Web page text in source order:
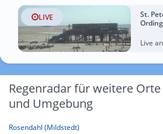
LIVE
St.
Ording
Live
Regenradar für weitere
und Umgebung
Rosendahl (Mildstedt)